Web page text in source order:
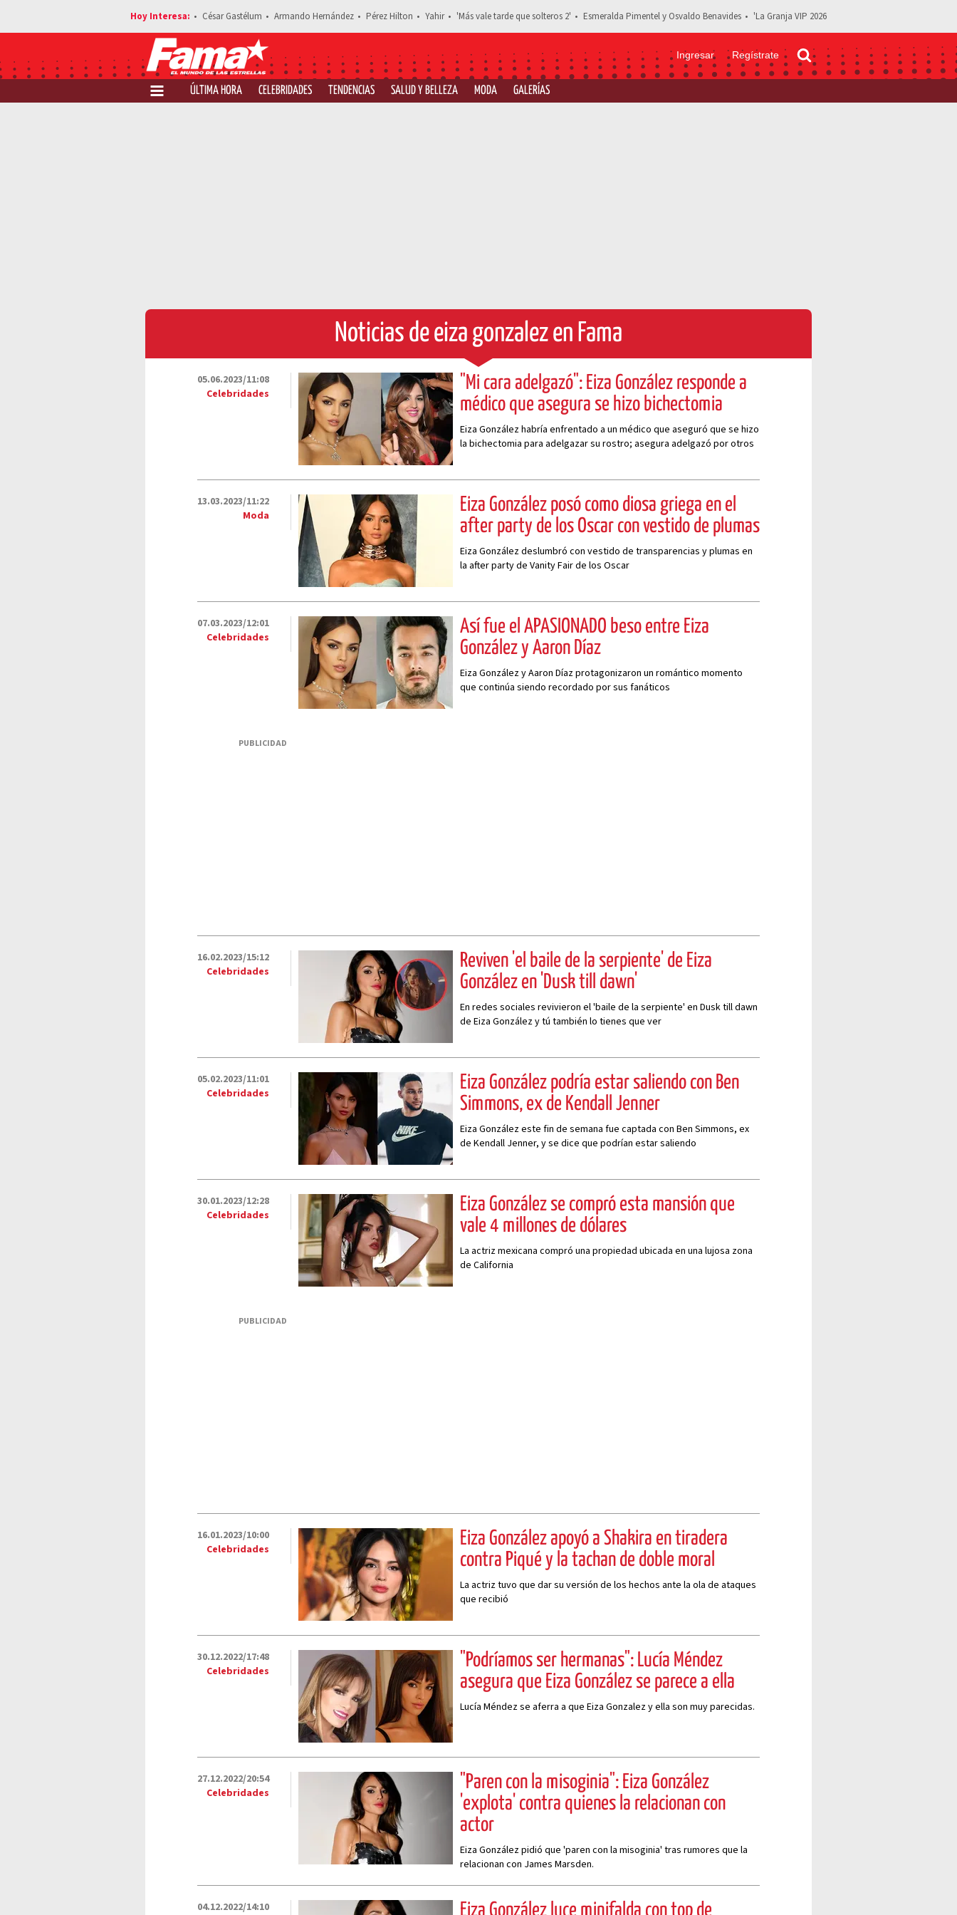
César Gastélum Armando Hernández Pérez Hilton Yahir 'Más vale tarde que solteros 2' Esmeralda Pimentel y Osvaldo Benavides 'La Granja VIP 2026
Ingresar Regístrate
ÚLTIMA HORA CELEBRIDADES TENDENCIAS SALUD Y BELLEZA MODA GALERÍAS
Noticias de eiza gonzalez en Fama
05.06.2023/11:08
Celebridades
"Mi cara adelgazó": Eiza González responde a
médico que asegura se hizo bichectomia
Eiza González habría enfrentado a un médico que aseguró que se hizo
la bichectomia para adelgazar su rostro; asegura adelgazó por otros
13.03.2023/11:22
Moda
Eiza González posó como diosa griega en el
after party de los Oscar con vestido de plumas
Eiza González deslumbró con vestido de transparencias y plumas en
la after party de Vanity Fair de los Oscar
07.03.2023/12:01
Celebridades
Así fue el APASIONADO beso entre Eiza
González y Aaron Díaz
Eiza González y Aaron Díaz protagonizaron un romántico momento
que continúa siendo recordado por sus fanáticos
PUBLICIDAD
16.02.2023/15:12
Celebridades
Reviven 'el baile de la serpiente' de Eiza
González en 'Dusk till dawn'
En redes sociales revivieron el 'baile de la serpiente' en Dusk till dawn
de Eiza González y tú también lo tienes que ver
05.02.2023/11:01
Celebridades
Eiza González podría estar saliendo con Ben
Simmons, ex de Kendall Jenner
Eiza González este fin de semana fue captada con Ben Simmons, ex
de Kendall Jenner, y se dice que podrían estar saliendo
30.01.2023/12:28
Celebridades
Eiza González se compró esta mansión que
vale 4 millones de dólares
La actriz mexicana compró una propiedad ubicada en una lujosa zona
de California
PUBLICIDAD
16.01.2023/10:00
Celebridades
Eiza González apoyó a Shakira en tiradera
contra Piqué y la tachan de doble moral
La actriz tuvo que dar su versión de los hechos ante la ola de ataques
que recibió
30.12.2022/17:48
Celebridades
"Podríamos ser hermanas": Lucía Méndez
asegura que Eiza González se parece a ella
Lucía Méndez se aferra a que Eiza Gonzalez y ella son muy parecidas.
27.12.2022/20:54
Celebridades
"Paren con la misoginia": Eiza González
'explota' contra quienes la relacionan con
actor
Eiza González pidió que 'paren con la misoginia' tras rumores que la
relacionan con James Marsden.
04.12.2022/14:10
Eiza González luce minifalda con top de